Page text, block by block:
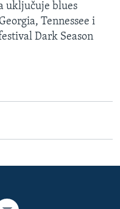
uključuje blues
Tennessee i
Dark Season